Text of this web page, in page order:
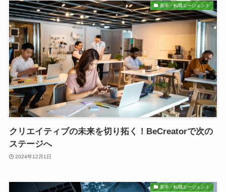
新卒・転職エージェント
クリエイティブの未来を切り拓く！BeCreatorで次の
ステージへ
2024年12月1日
新卒・転職エージェント